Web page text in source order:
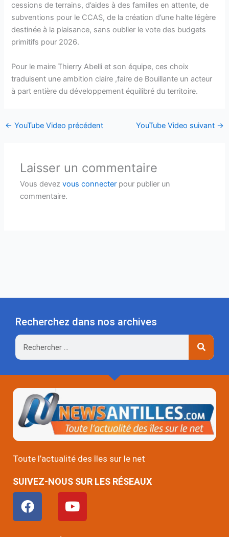
cessions de terrains, d’aides à des familles en attente, de
subventions pour le CCAS, de la création d’une halte légère
destinée à la plaisance, sans oublier le vote des budgets
primitifs pour 2026.
Pour le maire Thierry Abelli et son équipe, ces choix
traduisent une ambition claire ,faire de Bouillante un acteur
à part entière du développement équilibré du territoire.
← YouTube Video précédent YouTube Video suivant →
Laisser un commentaire
Vous devezvous connecter pour publier un
commentaire.
Recherchez dans nos archives
Rechercher
Toute l’actualité des îles sur le net
SUIVEZ-NOUS SUR LES RÉSEAUX
F
a
c
Y
o
u